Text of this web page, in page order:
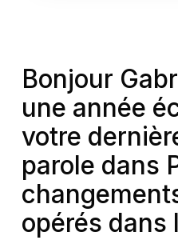
Bonjour
une année
votre
parole dans
opérés dans